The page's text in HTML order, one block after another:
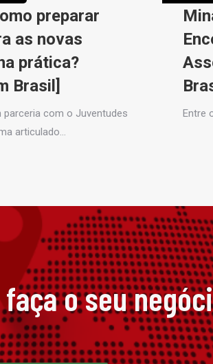
preparar
as novas
prática?
Brasil]
parceria com o Juventudes
articulado…
Entre
o seu